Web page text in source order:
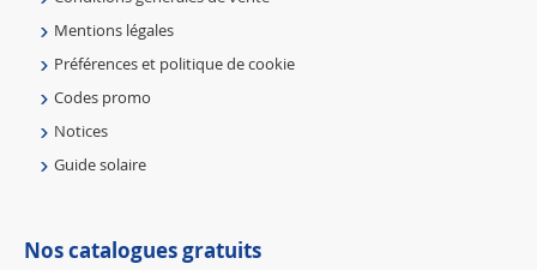
Mentions légales
Préférences et politique de cookie
Codes promo
Notices
Guide solaire
Nos catalogues gratuits